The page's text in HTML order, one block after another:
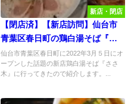
新店・閉店
【閉店済】【新店訪問】仙台市
青葉区春日町の鶏白湯そば『さ
さ木』に行ってみた！
仙台市青葉区春日町に2022年3月５日にオ
ープンした話題の新店鶏白湯そば『ささ
木』に行ってきたので紹介します。...